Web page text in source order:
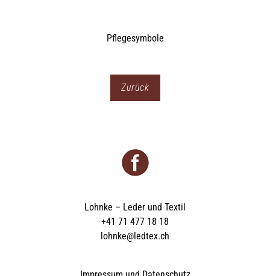
Zurück
Lohnke – Leder und Textil
+41 71 477 18 18
lohnke@ledtex.ch